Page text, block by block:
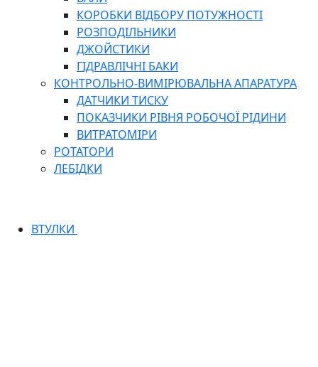
КОРОБКИ ВІДБОРУ ПОТУЖНОСТІ
РОЗПОДІЛЬНИКИ
ДЖОЙСТИКИ
ГІДРАВЛІЧНІ БАКИ
КОНТРОЛЬНО-ВИМІРЮВАЛЬНА АПАРАТУРА
ДАТЧИКИ ТИСКУ
ПОКАЗЧИКИ РІВНЯ РОБОЧОЇ РІДИНИ
ВИТРАТОМІРИ
РОТАТОРИ
ЛЕБІДКИ
ВТУЛКИ